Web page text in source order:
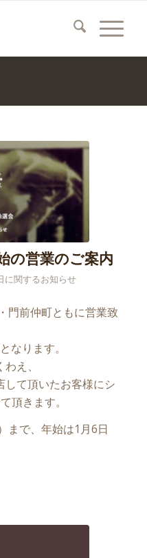
の営業のご案内
に関するお知らせ
門前仲町ともに営業致
なります。
え、
して頂いたお客様にシ
頂きます。
まで、年始は1月6日